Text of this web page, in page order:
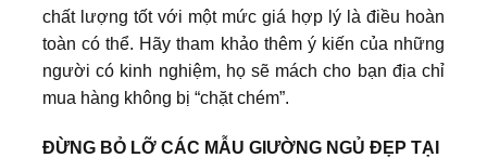
chất lượng tốt với một mức giá hợp lý là điều hoàn
toàn có thể. Hãy tham khảo thêm ý kiến của những
người có kinh nghiệm, họ sẽ mách cho bạn địa chỉ
mua hàng không bị “chặt chém”.
ĐỪNG BỎ LỠ CÁC MẪU GIƯỜNG NGỦ ĐẸP TẠI